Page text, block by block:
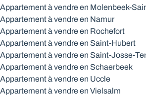
Appartement à vendre en Molenbeek-
Appartement à vendre en Namur
Appartement à vendre en Rochefort
Appartement à vendre en Saint-Hubert
Appartement à vendre en Saint-Josse-
Appartement à vendre en Schaerbeek
Appartement à vendre en Uccle
Appartement à vendre en Vielsalm